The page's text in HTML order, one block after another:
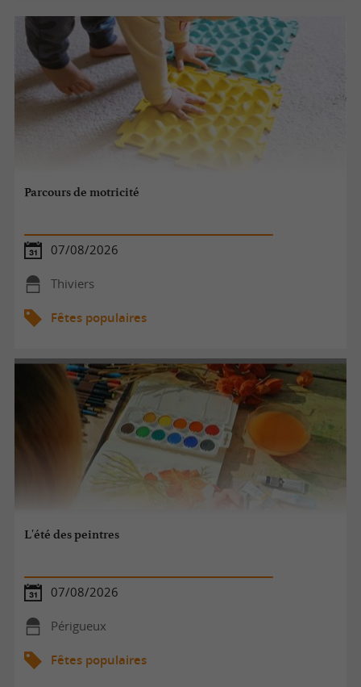
Parcours de motricité
07/08/2026
Thiviers
Fêtes populaires
L'été des peintres
07/08/2026
Périgueux
Fêtes populaires